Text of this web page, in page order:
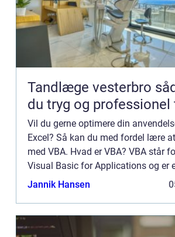
Tandlæge vesterbro sådan finder
du tryg og professionel
Vil du gerne optimere din
Excel? Så kan du med fordel lære
med VBA. Hvad er VBA? VBA står
Visual Basic for Applications og er
programmerings sprog som for
Jannik Hansen